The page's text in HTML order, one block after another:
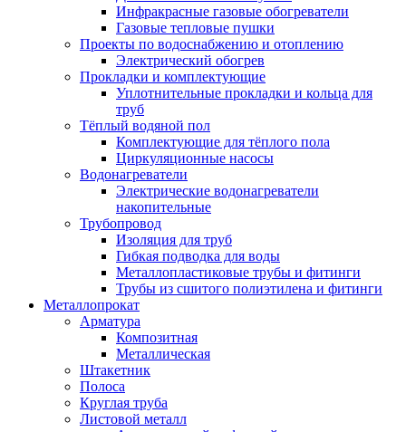
Инфракрасные газовые обогреватели
Газовые тепловые пушки
Проекты по водоснабжению и отоплению
Электрический обогрев
Прокладки и комплектующие
Уплотнительные прокладки и кольца для
труб
Тёплый водяной пол
Комплектующие для тёплого пола
Циркуляционные насосы
Водонагреватели
Электрические водонагреватели
накопительные
Трубопровод
Изоляция для труб
Гибкая подводка для воды
Металлопластиковые трубы и фитинги
Трубы из сшитого полиэтилена и фитинги
Металлопрокат
Арматура
Композитная
Металлическая
Штакетник
Полоса
Круглая труба
Листовой металл